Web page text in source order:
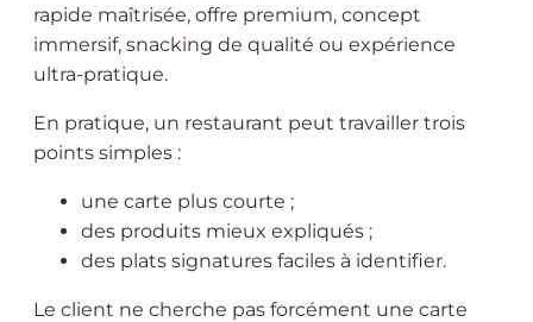
rapide maîtrisée, offre premium, concept
immersif, snacking de qualité ou expérience
ultra-pratique.
En pratique, un restaurant peut travailler trois
points simples :
une carte plus courte ;
des produits mieux expliqués ;
des plats signatures faciles à identifier.
Le client ne cherche pas forcément une carte